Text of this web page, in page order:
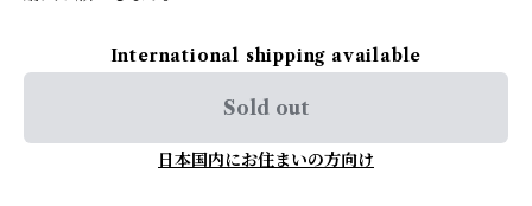
International shipping available
Sold out
日本国内にお住まいの方向け